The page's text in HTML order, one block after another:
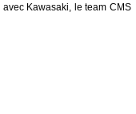
Kawasaki, le team CMS